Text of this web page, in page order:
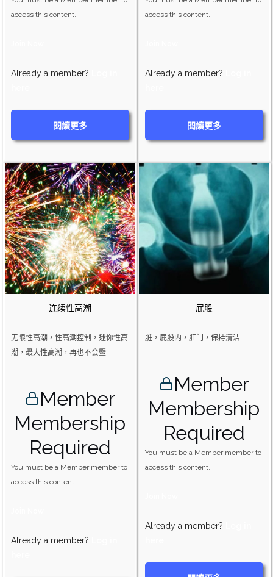
access this content.
Already a member?
閱讀更多
access this content.
Already a member?
閱讀更多
连续性高潮
无限性高潮，性高潮控制，迷你性高
潮，最大性高潮，再也不会暨
Member
Membership
Required
You must be a Member member to
access this content.
Already a member?
屁股
脏，屁股内，肛门，保持清洁
Member
Membership
Required
You must be a Member member to
access this content.
Already a member?